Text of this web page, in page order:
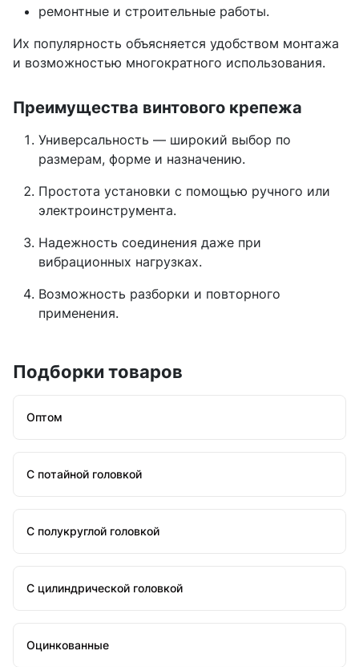
ремонтные и строительные работы.
Их популярность объясняется удобством монтажа
и возможностью многократного использования.
Преимущества винтового крепежа
Универсальность — широкий выбор по
размерам, форме и назначению.
Простота установки с помощью ручного или
электроинструмента.
Надежность соединения даже при
вибрационных нагрузках.
Возможность разборки и повторного
применения.
Подборки товаров
Оптом
С потайной головкой
С полукруглой головкой
С цилиндрической головкой
Оцинкованные